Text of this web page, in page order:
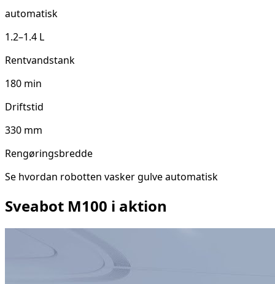
automatisk
1.2–1.4 L
Rentvandstank
180 min
Driftstid
330 mm
Rengøringsbredde
Se hvordan robotten vasker gulve automatisk
Sveabot M100 i aktion